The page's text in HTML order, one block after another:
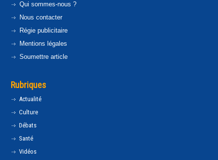
Qui sommes-nous ?
Nous contacter
Régie publicitaire
Mentions légales
Soumettre article
Rubriques
Actualité
Culture
Débats
Santé
Vidéos